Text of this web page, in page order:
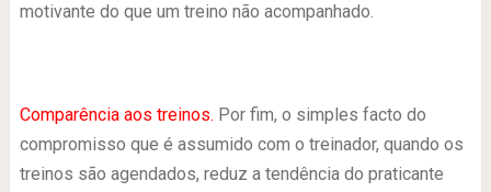
motivante do que um treino não acompanhado.
Comparência aos treinos. Por fim, o simples facto do
compromisso que é assumido com o treinador, quando os
treinos são agendados, reduz a tendência do praticante